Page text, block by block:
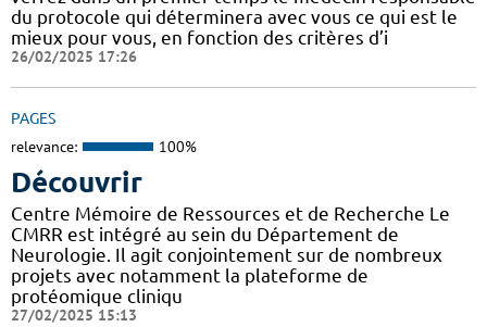
du protocole qui déterminera avec vous ce qui est le
mieux pour vous, en fonction des critères d’i
26/02/2025 17:26
PAGES
relevance: 100%
Découvrir
Centre Mémoire de Ressources et de Recherche Le
CMRR est intégré au sein du Département de
Neurologie. Il agit conjointement sur de nombreux
projets avec notamment la plateforme de
protéomique cliniqu
27/02/2025 15:13